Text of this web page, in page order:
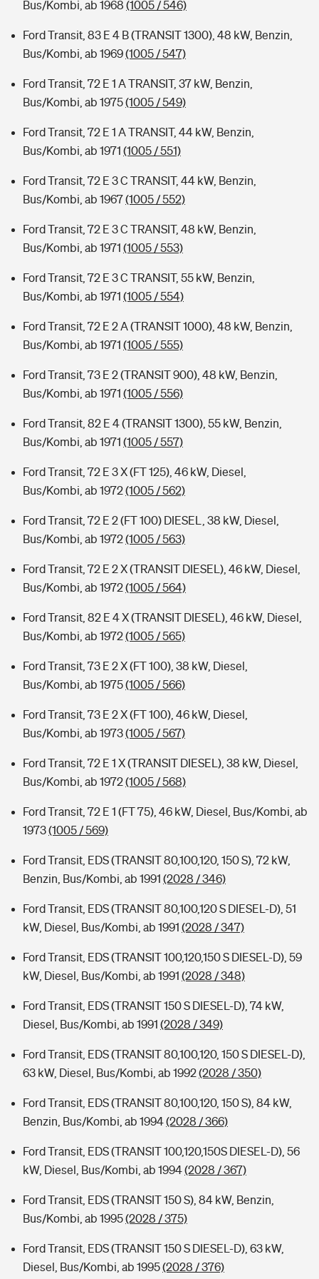
Bus/Kombi, ab 1968 (1005 / 546)
Ford Transit, 83 E 4 B (TRANSIT 1300), 48 kW, Benzin,
Bus/Kombi, ab 1969(1005 / 547)
Ford Transit, 72 E 1 A TRANSIT, 37 kW, Benzin,
Bus/Kombi, ab 1975(1005 / 549)
Ford Transit, 72 E 1 A TRANSIT, 44 kW, Benzin,
Bus/Kombi, ab 1971 (1005 / 551)
Ford Transit, 72 E 3 C TRANSIT, 44 kW, Benzin,
Bus/Kombi, ab 1967(1005 / 552)
Ford Transit, 72 E 3 C TRANSIT, 48 kW, Benzin,
Bus/Kombi, ab 1971 (1005 / 553)
Ford Transit, 72 E 3 C TRANSIT, 55 kW, Benzin,
Bus/Kombi, ab 1971 (1005 / 554)
Ford Transit, 72 E 2 A (TRANSIT 1000), 48 kW, Benzin,
Bus/Kombi, ab 1971 (1005 / 555)
Ford Transit, 73 E 2 (TRANSIT 900), 48 kW, Benzin,
Bus/Kombi, ab 1971 (1005 / 556)
Ford Transit, 82 E 4 (TRANSIT 1300), 55 kW, Benzin,
Bus/Kombi, ab 1971 (1005 / 557)
Ford Transit, 72 E 3 X (FT 125), 46 kW, Diesel,
Bus/Kombi, ab 1972(1005 / 562)
Ford Transit, 72 E 2 (FT 100) DIESEL, 38 kW, Diesel,
Bus/Kombi, ab 1972(1005 / 563)
Ford Transit, 72 E 2 X (TRANSIT DIESEL), 46 kW, Diesel,
Bus/Kombi, ab 1972(1005 / 564)
Ford Transit, 82 E 4 X (TRANSIT DIESEL), 46 kW, Diesel,
Bus/Kombi, ab 1972(1005 / 565)
Ford Transit, 73 E 2 X (FT 100), 38 kW, Diesel,
Bus/Kombi, ab 1975(1005 / 566)
Ford Transit, 73 E 2 X (FT 100), 46 kW, Diesel,
Bus/Kombi, ab 1973(1005 / 567)
Ford Transit, 72 E 1 X (TRANSIT DIESEL), 38 kW, Diesel,
Bus/Kombi, ab 1972(1005 / 568)
Ford Transit, 72 E 1 (FT 75), 46 kW, Diesel, Bus/Kombi, ab
1973(1005 / 569)
Ford Transit, EDS (TRANSIT 80,100,120, 150 S), 72 kW,
Benzin, Bus/Kombi, ab 1991 (2028 / 346)
Ford Transit, EDS (TRANSIT 80,100,120 S DIESEL-D), 51
kW, Diesel, Bus/Kombi, ab 1991 (2028 / 347)
Ford Transit, EDS (TRANSIT 100,120,150 S DIESEL-D), 59
kW, Diesel, Bus/Kombi, ab 1991 (2028 / 348)
Ford Transit, EDS (TRANSIT 150 S DIESEL-D), 74 kW,
Diesel, Bus/Kombi, ab 1991 (2028 / 349)
Ford Transit, EDS (TRANSIT 80,100,120, 150 S DIESEL-D),
63 kW, Diesel, Bus/Kombi, ab 1992(2028 / 350)
Ford Transit, EDS (TRANSIT 80,100,120, 150 S), 84 kW,
Benzin, Bus/Kombi, ab 1994(2028 / 366)
Ford Transit, EDS (TRANSIT 100,120,150S DIESEL-D), 56
kW, Diesel, Bus/Kombi, ab 1994(2028 / 367)
Ford Transit, EDS (TRANSIT 150 S), 84 kW, Benzin,
Bus/Kombi, ab 1995(2028 / 375)
Ford Transit, EDS (TRANSIT 150 S DIESEL-D), 63 kW,
Diesel, Bus/Kombi, ab 1995(2028 / 376)